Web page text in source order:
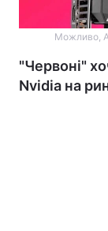
Можливо,
"Червоні"
Nvidia на